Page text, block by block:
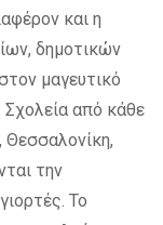
και η
δημοτικών
μαγευτικό
Σχολεία από κάθε
Θεσσαλονίκη,
την
Το